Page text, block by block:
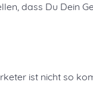
dass Du Dein
ist nicht so